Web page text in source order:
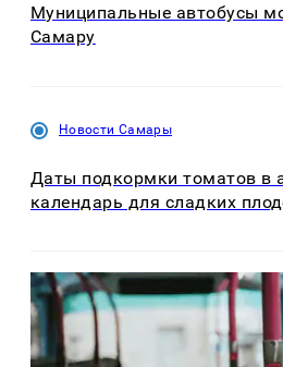
Муниципальные автобусы
Самару
Новости Самары
Даты подкормки томатов в
календарь для сладких